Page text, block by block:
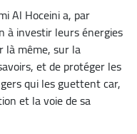
Al Hoceini a, par
à investir leurs énergies
là même, sur la
et de protéger les
qui les guettent car,
et la voie de sa